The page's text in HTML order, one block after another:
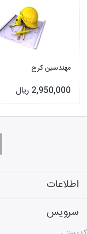
مهندسین کرج
2,950,000 ریال
اطلاعات
سرویس